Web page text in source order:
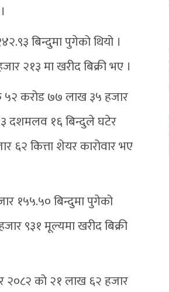
बिन्दुमा पुगेको थियो ।
२१३ मा खरीद बिक्री भए ।
५२ करोड ७७ लाख ३५ हजार
दशमलव १६ बिन्दुले घटेर
कित्ता शेयर कारोवार भए
१५५.५० बिन्दुमा पुगेको
९३१ मूल्यमा खरीद बिक्री
२०८२ को २१ लाख ६२ हजार